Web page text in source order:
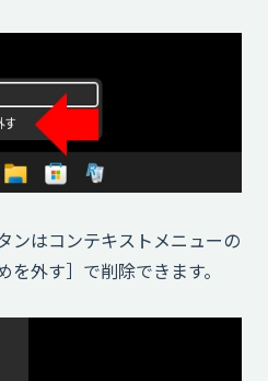
ンはコンテキストメニューの
を外す］で削除できます。